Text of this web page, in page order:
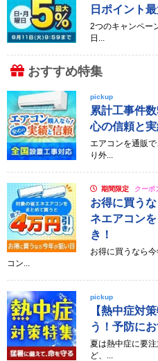
日ポイント
2つのキャンペー
日...
おすすめ特集
pickup
累計工事件
心の信頼と実
エアコンを通販
り外...
期間限定 クーポ
お得に買う
ネエアコン
き！
お得に買うなら
コン...
pickup
【熱中症対
う！予防に
夏は熱中症に要
ど、...